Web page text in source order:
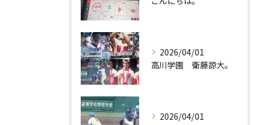
2026/04/01
高川学園 衛藤諒大。
2026/04/01